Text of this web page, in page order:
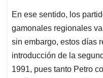
En ese sentido, los
gamonales regionales
sin embargo, estos días
introducción de la
1991, pues tanto Petro